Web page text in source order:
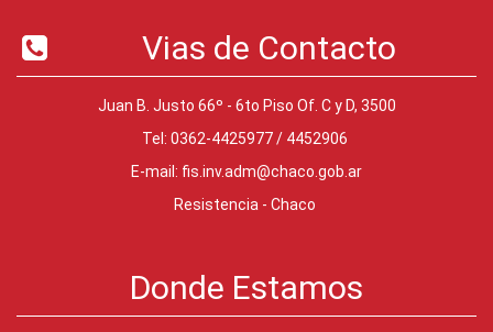
Vias de Contacto
Juan B. Justo 66º - 6to Piso Of. C y D, 3500
Tel: 0362-4425977 / 4452906
E-mail: fis.inv.adm@chaco.gob.ar
Resistencia - Chaco
Donde Estamos